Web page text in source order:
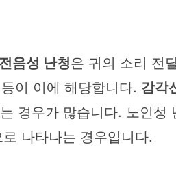
전음성 난청은 귀의 소리 전
이 이에 해당합니다. 감각
경우가 많습니다. 노인성
나타나는 경우입니다.